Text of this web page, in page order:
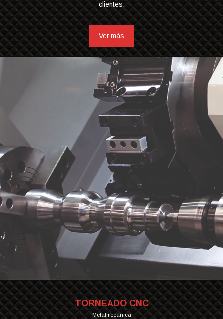
clientes.
Ver más
TORNEADO CNC
Metalmecánica